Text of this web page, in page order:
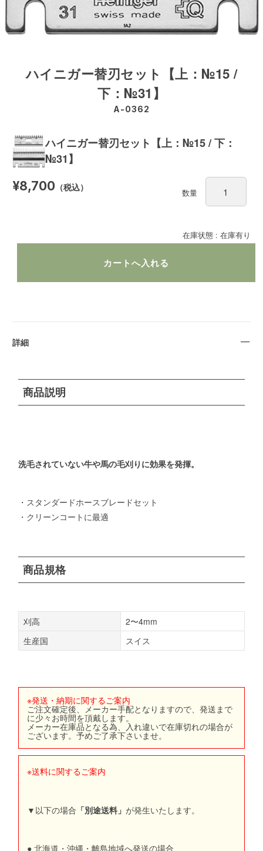
ハイニガー替刃セット【上：№15 /
下：№31】
A-0362
ハイニガー替刃セット【上：№15 / 下：
№31】
在庫状態 : 在庫有り
¥8,700 （税込）
数量
詳細
商品説明
洗毛されていない牛や馬の毛刈りに効果を発揮。
・スタンダードホースブレードセット
・クリーンコートに最適
商品規格
刈高
2〜4mm
生産国
スイス
※発送・納期に関するご案内
ご注文確定後、メーカー手配となりますので、発送まで
に少々お時間を頂戴します。
メーカー在庫品となる為、入れ違いで在庫切れの場合が
ございます。予めご了承下さいませ。
※送料に関するご案内
▼以下の場合 「別途送料」 が発生いたします。
● 北海道・沖縄・離島地域へ発送の場合